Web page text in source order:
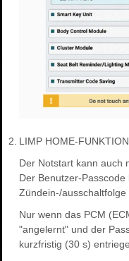
2. LIMP HOME-
Der Notstart kann auch
Der Benutzer-
Zündein-/ausschaltfolge
Nur wenn das PCM
"angelernt" und der
kurzfristig (30 s)